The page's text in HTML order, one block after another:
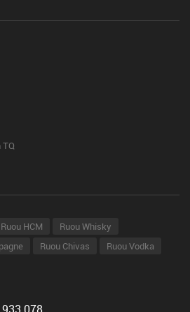
Ruou HCM
Ruou Whisky
Ruou Chivas
Ruou Vodka